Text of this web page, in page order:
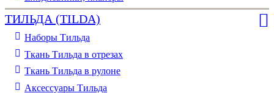
ТИЛЬДА (TILDA)
Наборы Тильда
Ткань Тильда в отрезах
Ткань Тильда в рулоне
Аксессуары Тильда